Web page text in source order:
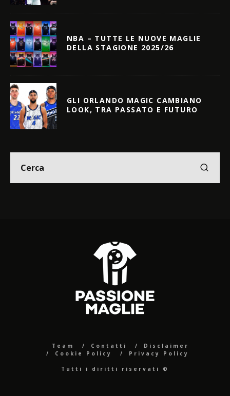
NBA – TUTTE LE NUOVE MAGLIE
DELLA STAGIONE 2025/26
GLI ORLANDO MAGIC CAMBIANO
LOOK, TRA PASSATO E FUTURO
Team Contatti
Disclaimer
Cookie Policy
Privacy Policy
Tutti i diritti riservati ©